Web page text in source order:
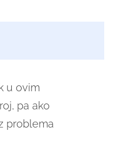
u ovim
pa ako
problema